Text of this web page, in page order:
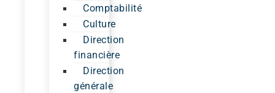
Comptabilité
Culture
Direction
financière
Direction
générale